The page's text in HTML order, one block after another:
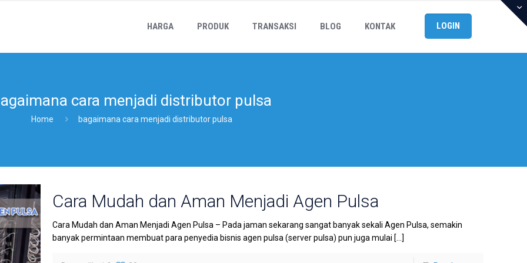
HARGA PRODUK TRANSAKSI BLOG KONTAK LOGIN
cara menjadi distributor pulsa
Home bagaimana cara menjadi distributor pulsa
Cara Mudah dan Aman Menjadi Agen Pulsa
Cara Mudah dan Aman Menjadi Agen Pulsa – Pada jaman sekarang sangat banyak sekali Agen Pulsa, semakin
banyak permintaan membuat para penyedia bisnis agen pulsa (server pulsa) pun juga mulai […]